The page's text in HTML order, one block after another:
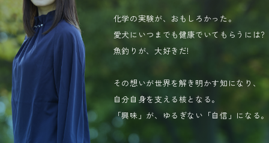
化学の実験が、おもしろかった。
愛犬にいつまでも健康でいてもらうには?
魚釣りが、大好きだ!
その想いが世界を解き明かす知になり、
自分自身を支える核となる。
「興味」が、ゆるぎない「自信」になる。